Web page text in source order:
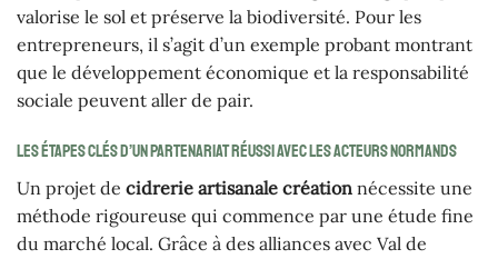
valorise le sol et préserve la biodiversité. Pour les
entrepreneurs, il s’agit d’un exemple probant montrant
que le développement économique et la responsabilité
sociale peuvent aller de pair.
Les étapes clés d’un partenariat réussi avec les acteurs normands
Un projet de cidrerie artisanale création nécessite une
méthode rigoureuse qui commence par une étude fine
du marché local. Grâce à des alliances avec Val de